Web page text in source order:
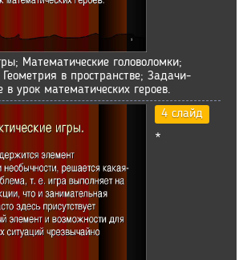
Математические головоломки;
в пространстве; Задачи-
урок математических героев.
4 слайд
*